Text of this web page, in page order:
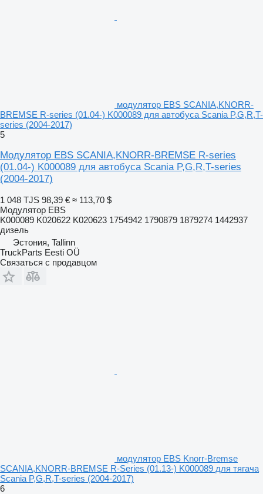
модулятор EBS SCANIA,KNORR-
BREMSE R-series (01.04-) K000089 для автобуса Scania P,G,R,T-
series (2004-2017)
5
Модулятор EBS SCANIA,KNORR-BREMSE R-series
(01.04-) K000089 для автобуса Scania P,G,R,T-series
(2004-2017)
1 048 TJS 98,39 € ≈ 113,70 $
Модулятор EBS
K000089 K020622 K020623 1754942 1790879 1879274 1442937
дизель
Эстония, Tallinn
TruckParts Eesti OÜ
Связаться с продавцом
модулятор EBS Knorr-Bremse
SCANIA,KNORR-BREMSE R-Series (01.13-) K000089 для тягача
Scania P,G,R,T-series (2004-2017)
6